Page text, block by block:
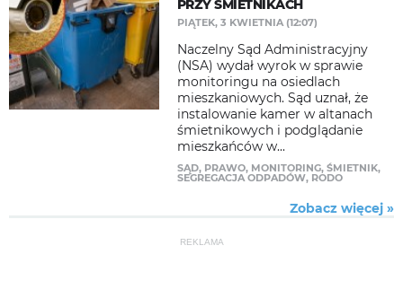
PRZY ŚMIETNIKACH
PIĄTEK, 3 KWIETNIA (12:07)
Naczelny Sąd Administracyjny
(NSA) wydał wyrok w sprawie
monitoringu na osiedlach
mieszkaniowych. Sąd uznał, że
instalowanie kamer w altanach
śmietnikowych i podglądanie
mieszkańców w...
SĄD, PRAWO, MONITORING, ŚMIETNIK,
SEGREGACJA ODPADÓW, RODO
Zobacz więcej »
REKLAMA